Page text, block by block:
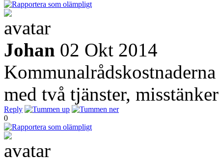
Johan 02 Okt 2014
med två tjänster,
Reply
0